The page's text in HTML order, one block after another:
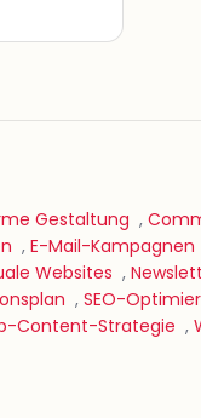
Gestaltung ,
, E-Mail-Kampagnen
Websites ,
, SEO-
Content-Strategie ,